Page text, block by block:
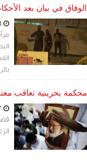
الوفاق في بيان بعد
محكمة بحرينية تعاقب معتصمي